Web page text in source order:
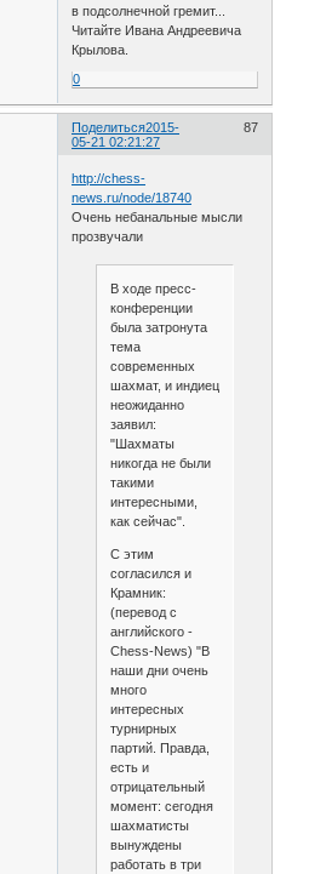
в подсолнечной гремит...
Читайте Ивана Андреевича
Крылова.
0
Поделиться 87
2015-
05-21 02:21:27
http://chess-
news.ru/node/18740
Очень небанальные мысли
прозвучали
В ходе пресс-
конференции
была затронута
тема
современных
шахмат, и индиец
неожиданно
заявил:
"Шахматы
никогда не были
такими
интересными,
как сейчас".
С этим
согласился и
Крамник:
(перевод с
английского -
Chess-News) "В
наши дни очень
много
интересных
турнирных
партий. Правда,
есть и
отрицательный
момент: сегодня
шахматисты
вынуждены
работать в три